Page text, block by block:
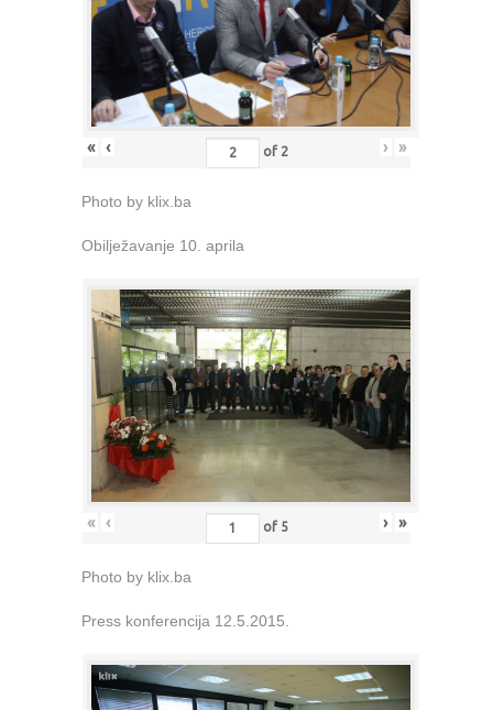
« ‹ of 2 › »
Photo by klix.ba
Obilježavanje 10. aprila
« ‹ of 5 › »
Photo by klix.ba
Press konferencija 12.5.2015.